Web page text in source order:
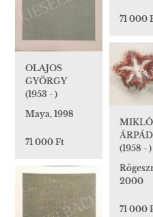
71 000
OLAJOS
GYÖRGY
(1953 - )
Maya, 1998
71 000 Ft
ÁRPÁD
(1958 - )
2000
71 000